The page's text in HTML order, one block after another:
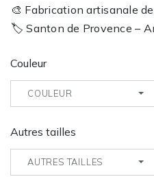
🎨 Fabrication artisanale
🏷️ Santon de Provence –
Couleur
COULEUR
Autres tailles
AUTRES TAILLES